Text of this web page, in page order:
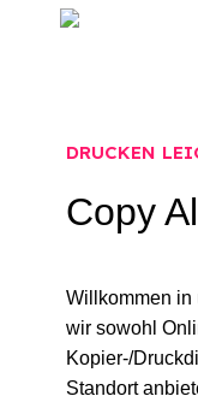
DRUCKEN
Copy
Willkommen in
wir sowohl
Kopier-/
Standort